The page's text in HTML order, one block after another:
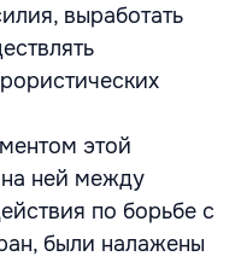
выработать
этой
на ней между
по борьбе с
были налажены